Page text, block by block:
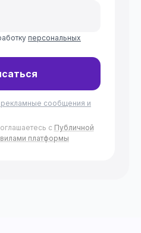
персональных
рекламные сообщения и
с Публичной
платформы